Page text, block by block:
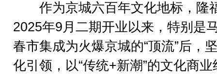
作为京城六百年文化地标，隆
2025年9月二期开业以来，特别是
春市集成为火爆京城的“顶流”后，
化引领，以“传统+新潮”的文化商业